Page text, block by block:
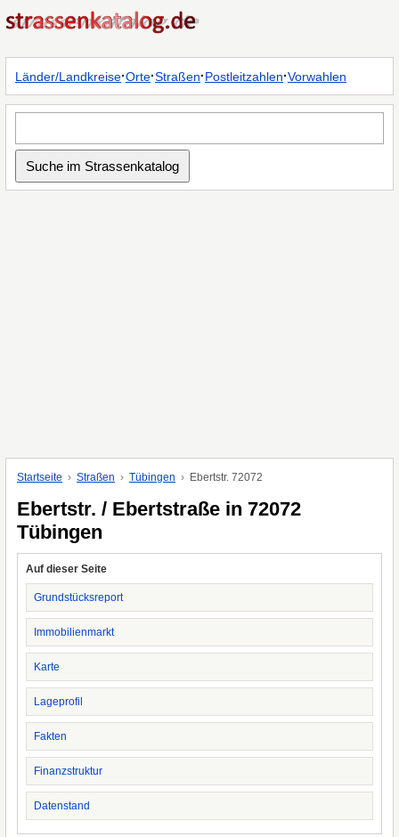
Länder/Landkreise·Orte·Straßen·Postleitzahlen·Vorwahlen
Startseite Straßen Tübingen Ebertstr. 72072
Ebertstr. / Ebertstraße in 72072
Tübingen
Auf dieser Seite
Grundstücksreport
Immobilienmarkt
Karte
Lageprofil
Fakten
Finanzstruktur
Datenstand